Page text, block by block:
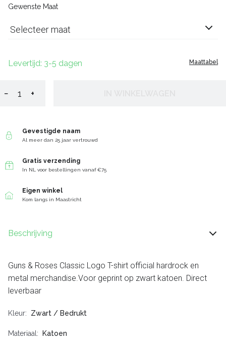
Gewenste Maat
Selecteer maat
Maattabel
Levertijd: 3-5 dagen
− +
Gevestigde naam
Al meer dan 25 jaar vertrouwd
Gratis verzending
In NL voor bestellingen vanaf €75
Eigen winkel
Kom langs in Maastricht
Beschrijving
Guns & Roses Classic Logo T-shirt official hardrock en
metal merchandise.Voor geprint op zwart katoen. Direct
leverbaar
Kleur Zwart / Bedrukt
Materiaal Katoen